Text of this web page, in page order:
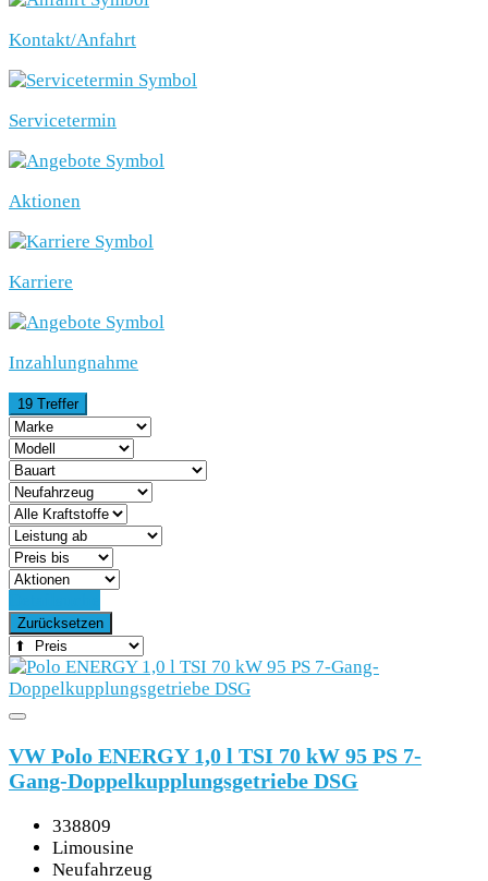
Kontakt/Anfahrt
Servicetermin
Aktionen
Karriere
Inzahlungnahme
19 Treffer
Zurücksetzen
VW Polo ENERGY 1,0 l TSI 70 kW 95 PS 7-
Gang-Doppelkupplungsgetriebe DSG
338809
Limousine
Neufahrzeug